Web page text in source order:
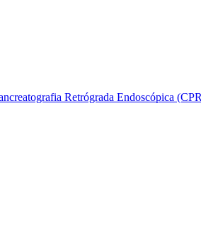
Retrógrada Endoscópica